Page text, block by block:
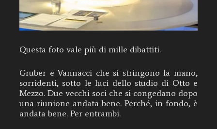
Questa foto vale più di mille dibattiti.
Gruber e Vannacci che si stringono la mano,
sorridenti, sotto le luci dello studio di Otto e
Mezzo. Due vecchi soci che si congedano dopo
una riunione andata bene. Perché, in fondo, è
andata bene. Per entrambi.